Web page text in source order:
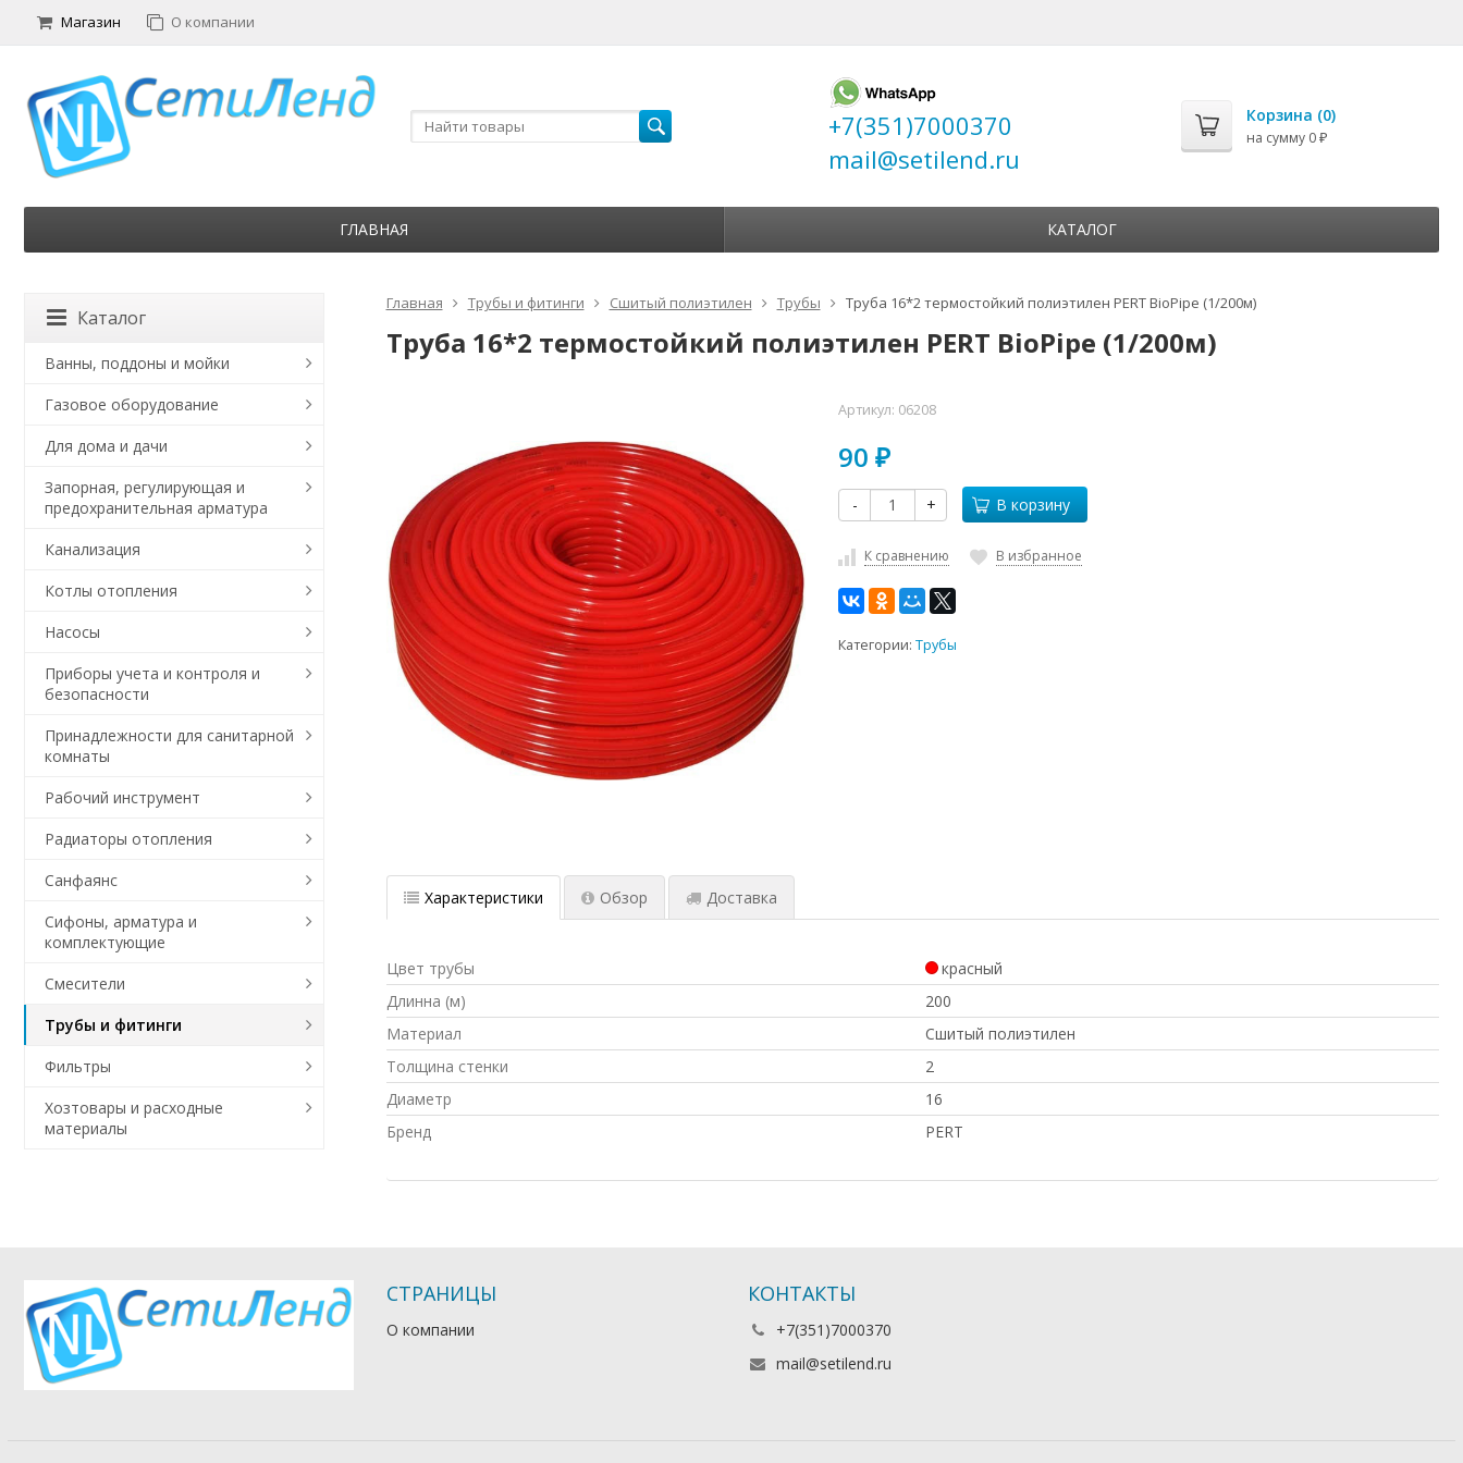
Магазин О компании
+7(351)7000370
mail@setilend.ru
Корзина (0)
на сумму 0 ₽
ГЛАВНАЯ КАТАЛОГ
Главная Трубы и фитинги Сшитый полиэтилен Трубы Труба 16*2 термостойкий полиэтилен PERT BioPipe (1/200м)
Труба 16*2 термостойкий полиэтилен PERT BioPipe (1/200м)
Артикул: 06208
90₽
- + В корзину
К сравнению В избранное
Категории:Трубы
Характеристики Обзор Доставка
Цвет трубы
красный
Длинна (м)
200
Материал
Сшитый полиэтилен
Толщина стенки
2
Диаметр
16
Бренд
PERT
Каталог
Ванны, поддоны и мойки
Газовое оборудование
Для дома и дачи
Запорная, регулирующая и
предохранительная арматура
Канализация
Котлы отопления
Насосы
Приборы учета и контроля и
безопасности
Принадлежности для санитарной
комнаты
Рабочий инструмент
Радиаторы отопления
Санфаянс
Сифоны, арматура и
комплектующие
Смесители
Трубы и фитинги
Фильтры
Хозтовары и расходные
материалы
СТРАНИЦЫ
О компании
КОНТАКТЫ
+7(351)7000370
mail@setilend.ru